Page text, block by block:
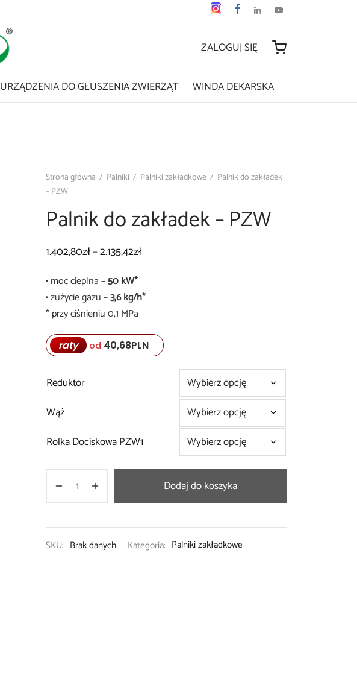
ZALOGUJ SIĘ
URZĄDZENIA DO GŁUSZENIA ZWIERZĄT WINDA DEKARSKA
Strona główna / Palniki / Palniki zakładkowe / Palnik do zakładek
– PZW
Palnik do zakładek – PZW
1.402,80zł–2.135,42złZakres
do
• moc cieplna –50 kW*
• zużycie gazu –3,6 kg/h*
* przy ciśnieniu 0,1 MPa
raty od 40,68PLN
Reduktor
Wąż
Rolka Dociskowa PZW1
Dodaj do koszyka
SKU: Brak danych Kategoria: Palniki zakładkowe